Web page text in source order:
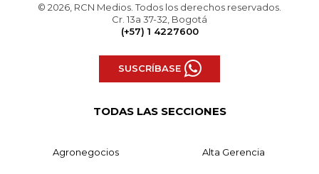
© 2026, RCN Medios. Todos los derechos reservados.
Cr. 13a 37-32, Bogotá
(+57) 1 4227600
SUSCRÍBASE
TODAS LAS SECCIONES
Agronegocios Alta Gerencia